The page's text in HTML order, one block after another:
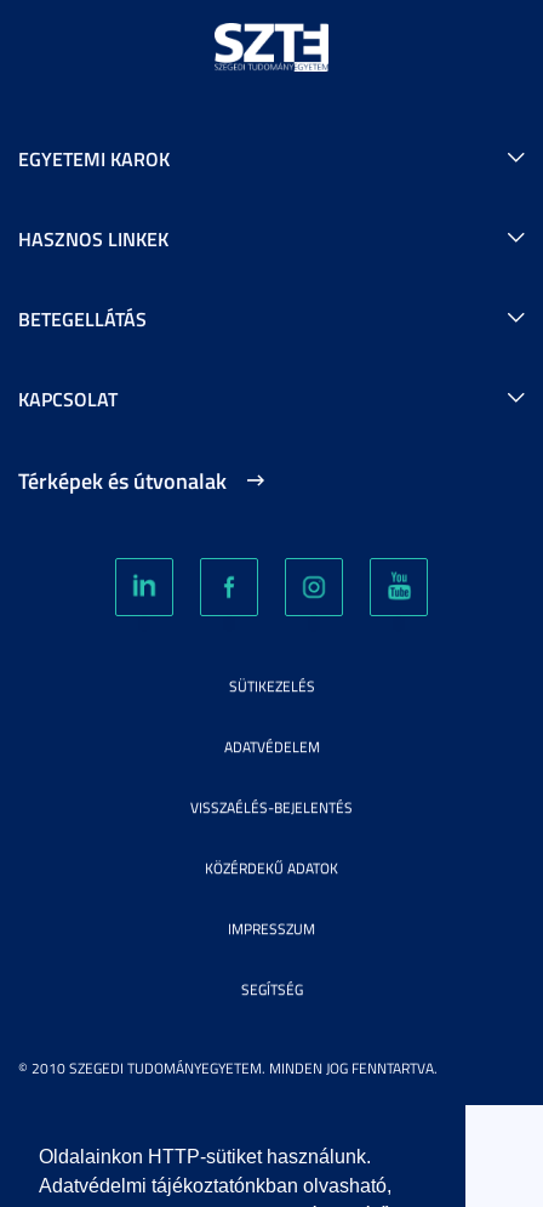
Oldalainkon HTTP-sütiket használunk.
Adatvédelmi tájékoztatónkban olvasható,
EGYETEMI KAROK
HASZNOS LINKEK
BETEGELLÁTÁS
KAPCSOLAT
Térképek és útvonalak
© 2010 SZEGEDI TUDOMÁNYEGYETEM. MINDEN JOG FENNTARTVA.
SÜTIKEZELÉS
ADATVÉDELEM
VISSZAÉLÉS-BEJELENTÉS
KÖZÉRDEKŰ ADATOK
IMPRESSZUM
SEGÍTSÉG